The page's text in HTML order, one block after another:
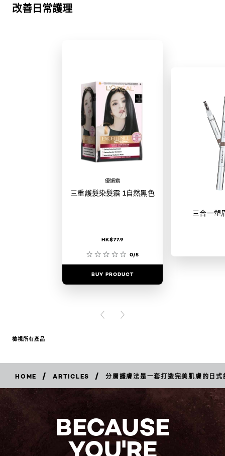
改善日常護理
優媚霜
三重護髮染髮霜 1自然黑色
HK$77.9
0/5
BUY PRODUCT
三合一塑
PREVIOUS CARD
NEXT CARD
檢視所有產品
HOME / ARTICLES / 分層護膚法是一套打造完美肌膚的日式
BECAUSE
YOU'RE